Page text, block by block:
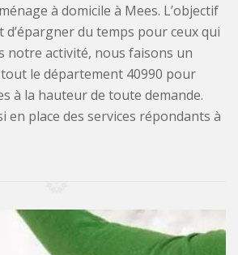
à domicile à Mees. L’objectif
du temps pour ceux qui
notre activité, nous faisons un
le département 40990 pour
à la hauteur de toute demande.
en place des services répondants à